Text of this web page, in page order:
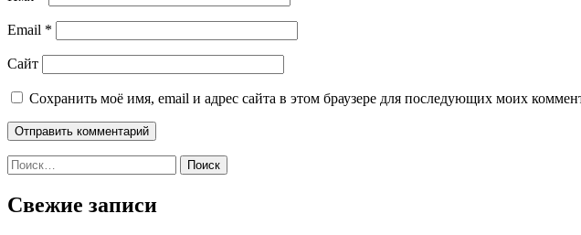
Email *
Сайт
Сохранить моё имя, email и адрес сайта в этом браузере для последующих моих
Найти:
Свежие записи